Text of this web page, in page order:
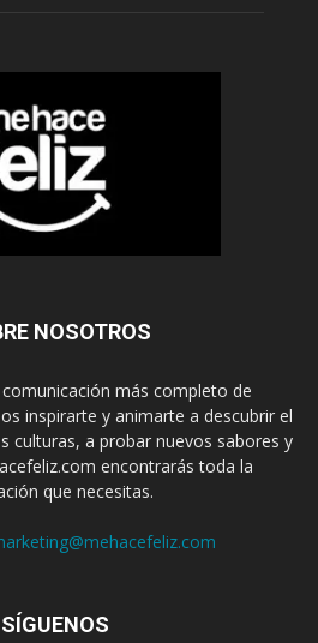
NOSOTROS
más completo de
inspirarte y animarte a descubrir el
culturas, a probar nuevos sabores y
encontrarás toda la
que necesitas.
SÍGUENOS